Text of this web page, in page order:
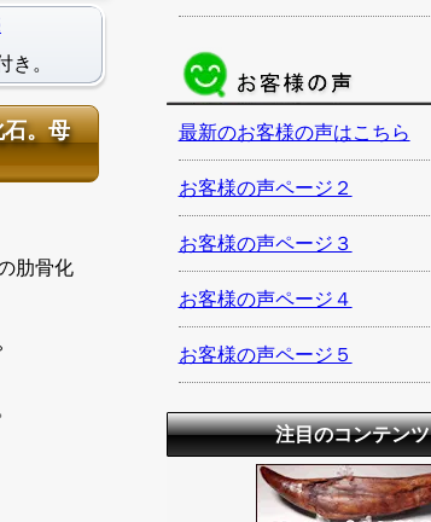
。
。母
肋骨化
最新のお客様の声はこちら
お客様の声ページ２
お客様の声ページ３
お客様の声ページ４
お客様の声ページ５
注目のコンテンツ